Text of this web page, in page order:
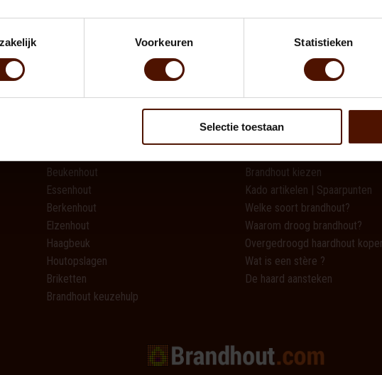
Voorkeuren Statistieken
Selectie toestaan
Beukenhout
Essenhout
Berkenhout
Elzenhout
Haagbeuk
Houtopslagen
Briketten
Brandhout keuzehulp
Brandhout tips & tricks
Brandhout kiezen
Kado artikelen | Spaarpunten
Welke soort brandhout?
Waarom droog brandhout?
Overgedroogd haardhout
Wat is een stère ?
De haard aansteken